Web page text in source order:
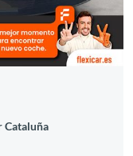
Cataluña